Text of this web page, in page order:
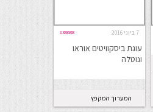
7 ביוני 2016 #38688
עוגת ביסקוויטים אוראו
ונוטלה
המערוך המקפץ